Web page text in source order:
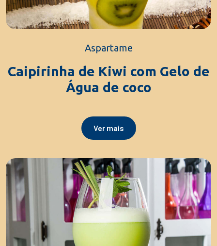
Aspartame
Caipirinha de Kiwi com Gelo de
Água de coco
Ver mais